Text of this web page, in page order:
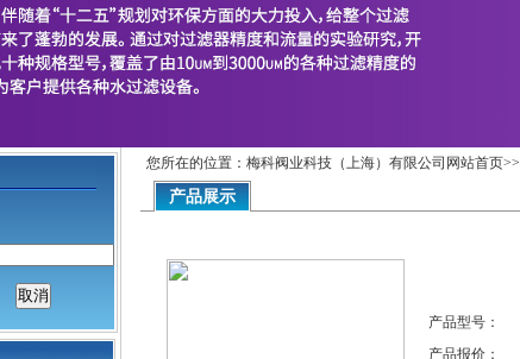
您所在的位置：梅科阀业科技（上海）有限公司网站首页>>
产品展示
产品型号：
产品报价：